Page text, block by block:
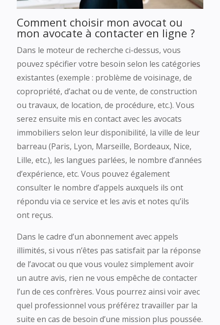
Comment choisir mon avocat ou
mon avocate à contacter en ligne ?
Dans le moteur de recherche ci-dessus, vous
pouvez spécifier votre besoin selon les catégories
existantes (exemple : problème de voisinage, de
copropriété, d’achat ou de vente, de construction
ou travaux, de location, de procédure, etc.). Vous
serez ensuite mis en contact avec les avocats
immobiliers selon leur disponibilité, la ville de leur
barreau (Paris, Lyon, Marseille, Bordeaux, Nice,
Lille, etc.), les langues parlées, le nombre d’années
d’expérience, etc. Vous pouvez également
consulter le nombre d’appels auxquels ils ont
répondu via ce service et les avis et notes qu’ils
ont reçus.
Dans le cadre d’un abonnement avec appels
illimités, si vous n’êtes pas satisfait par la réponse
de l’avocat ou que vous voulez simplement avoir
un autre avis, rien ne vous empêche de contacter
l’un de ces confrères. Vous pourrez ainsi voir avec
quel professionnel vous préférez travailler par la
suite en cas de besoin d’une mission plus poussée.